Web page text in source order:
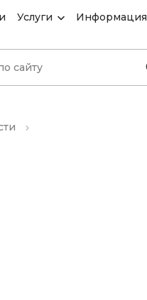
Услуги Информация